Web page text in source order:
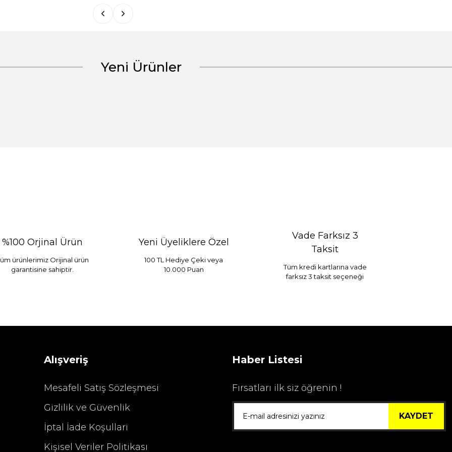
Yeni Ürünler
TL
%100 Orjinal Ürün
ürünlerimiz Orijinal ürün
garantisine sahiptir.
Yeni Üyeliklere Özel
100 TL Hediye Çeki veya
10.000 Puan
Vade Farksız 3
Taksit
Tüm kredi kartlarına vade
farksız 3 taksit seçeneği
Alışveriş
Mesafeli Satış Sözleşmesi
Gizlilik ve Güvenlik
İptal İade Koşullari
Kişisel Veriler Politikası
Haber Listesi
Fırsatları ilk siz öğrenin !
KAYDET